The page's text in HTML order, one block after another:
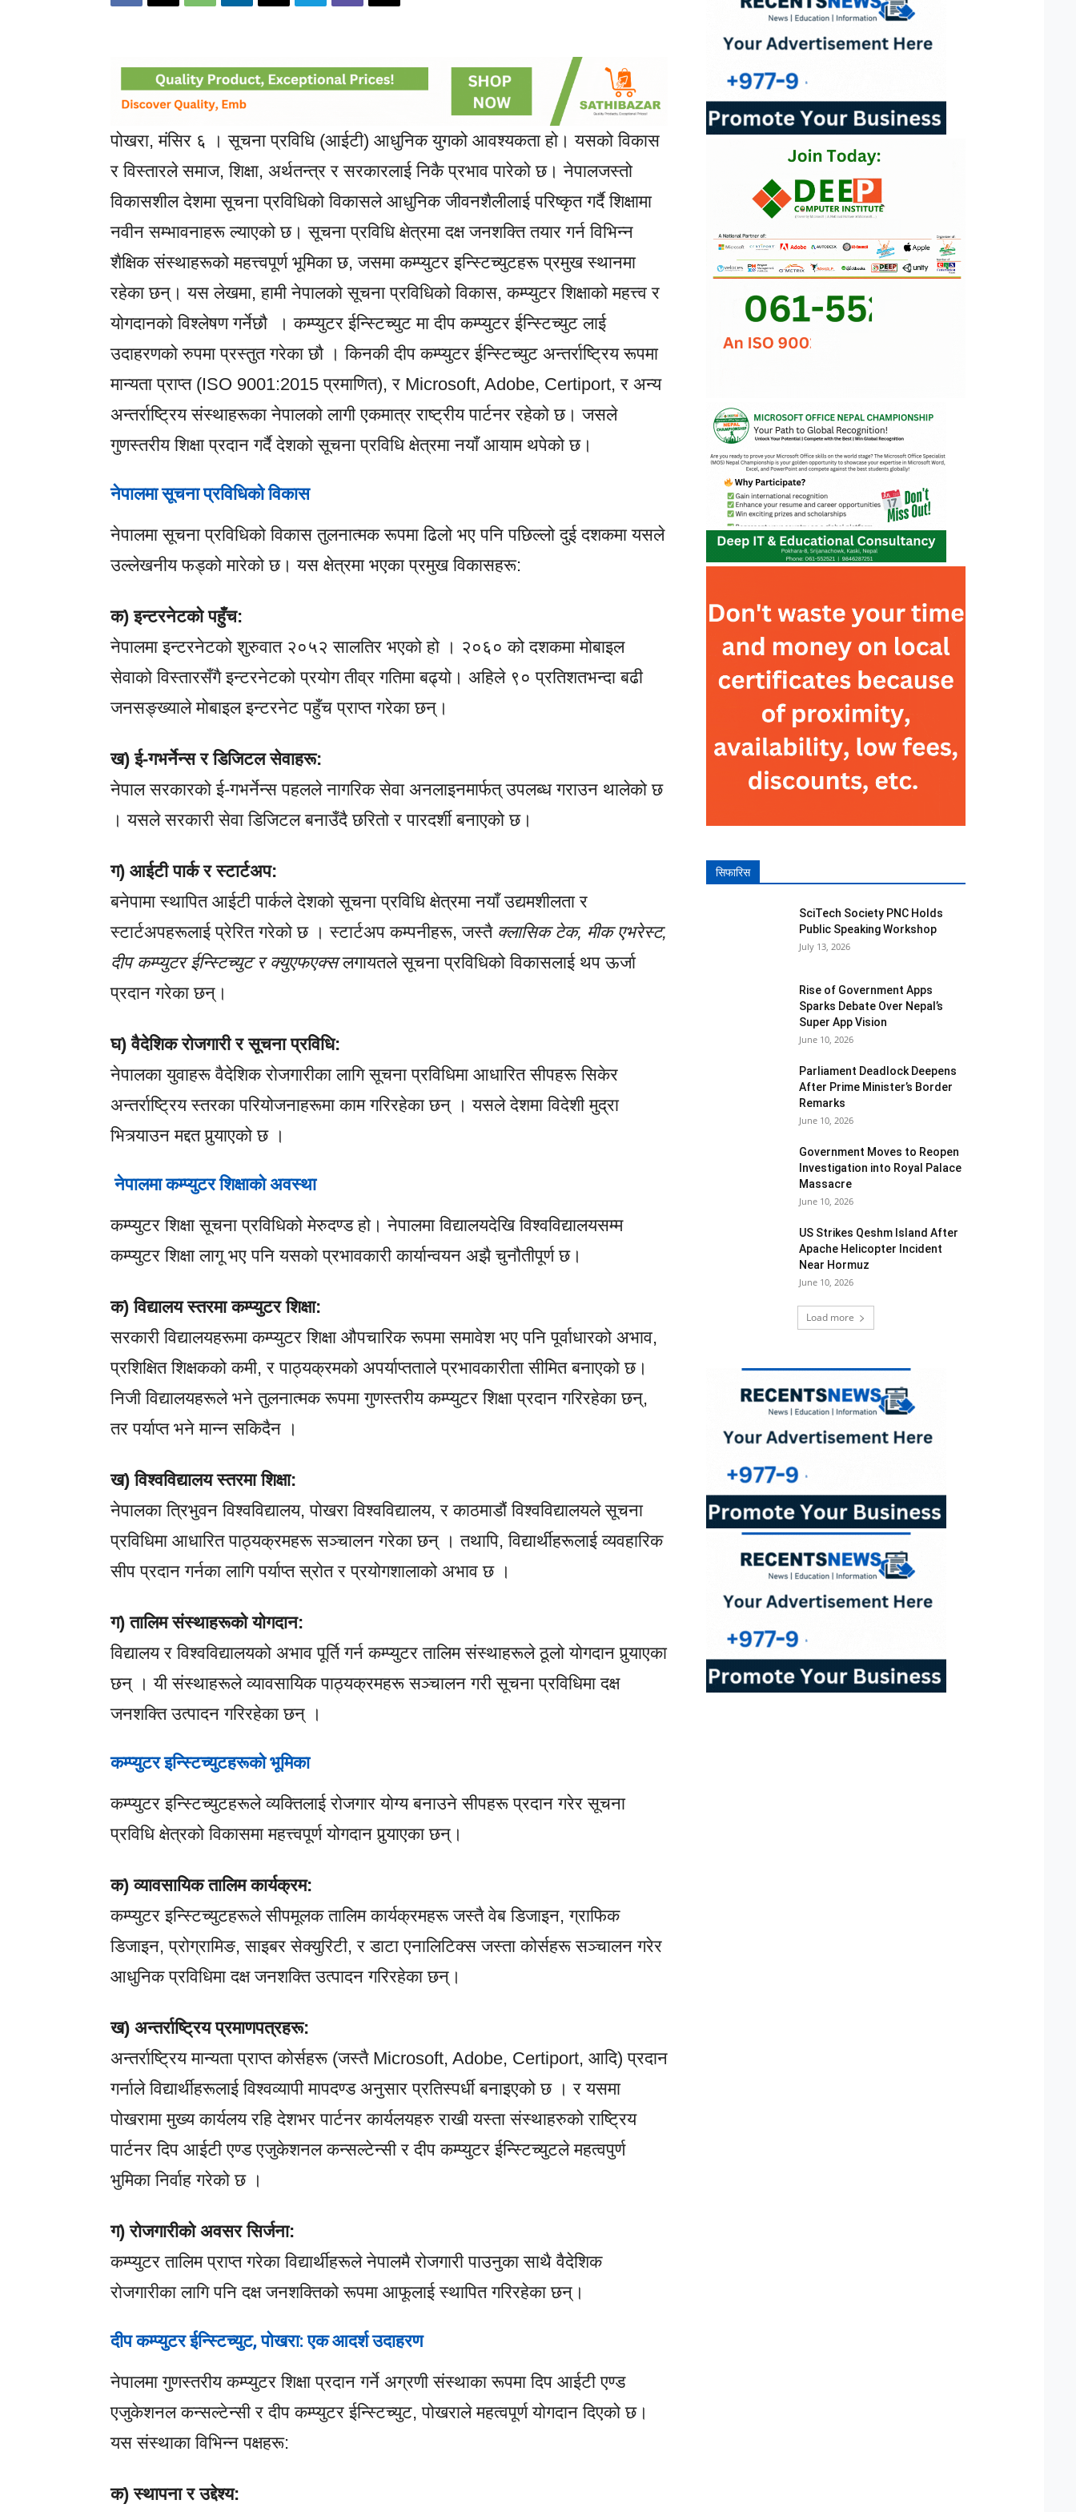
पोखरा, मंसिर ६ । सूचना प्रविधि (आईटी) आधुनिक युगको आवश्यकता हो। यसको विकास
र विस्तारले समाज, शिक्षा, अर्थतन्त्र र सरकारलाई निकै प्रभाव पारेको छ। नेपालजस्तो
विकासशील देशमा सूचना प्रविधिको विकासले आधुनिक जीवनशैलीलाई परिष्कृत गर्दै शिक्षामा
नवीन सम्भावनाहरू ल्याएको छ। सूचना प्रविधि क्षेत्रमा दक्ष जनशक्ति तयार गर्न विभिन्न
शैक्षिक संस्थाहरूको महत्त्वपूर्ण भूमिका छ, जसमा कम्प्युटर इन्स्टिच्युटहरू प्रमुख स्थानमा
रहेका छन्। यस लेखमा, हामी नेपालको सूचना प्रविधिको विकास, कम्प्युटर शिक्षाको महत्त्व र
योगदानको विश्लेषण गर्नेछौ । कम्प्युटर ईन्स्टिच्युट मा दीप कम्प्युटर ईन्स्टिच्युट लाई
उदाहरणको रुपमा प्रस्तुत गरेका छौ । किनकी दीप कम्प्युटर ईन्स्टिच्युट अन्तर्राष्ट्रिय रूपमा
मान्यता प्राप्त (ISO 9001:2015 प्रमाणित), र Microsoft, Adobe, Certiport, र अन्य
अन्तर्राष्ट्रिय संस्थाहरूका नेपालको लागी एकमात्र राष्ट्रीय पार्टनर रहेको छ। जसले
गुणस्तरीय शिक्षा प्रदान गर्दै देशको सूचना प्रविधि क्षेत्रमा नयाँ आयाम थपेको छ।
नेपालमा सूचना प्रविधिको विकास
नेपालमा सूचना प्रविधिको विकास तुलनात्मक रूपमा ढिलो भए पनि पछिल्लो दुई दशकमा यसले
उल्लेखनीय फड्को मारेको छ। यस क्षेत्रमा भएका प्रमुख विकासहरू:
क) इन्टरनेटको पहुँच:
नेपालमा इन्टरनेटको शुरुवात २०५२ सालतिर भएको हो । २०६० को दशकमा मोबाइल
सेवाको विस्तारसँगै इन्टरनेटको प्रयोग तीव्र गतिमा बढ्यो। अहिले ९० प्रतिशतभन्दा बढी
जनसङ्ख्याले मोबाइल इन्टरनेट पहुँच प्राप्त गरेका छन्।
ख) ई-गभर्नेन्स र डिजिटल सेवाहरू:
नेपाल सरकारको ई-गभर्नेन्स पहलले नागरिक सेवा अनलाइनमार्फत् उपलब्ध गराउन थालेको छ
। यसले सरकारी सेवा डिजिटल बनाउँदै छरितो र पारदर्शी बनाएको छ।
ग) आईटी पार्क र स्टार्टअप:
बनेपामा स्थापित आईटी पार्कले देशको सूचना प्रविधि क्षेत्रमा नयाँ उद्यमशीलता र
स्टार्टअपहरूलाई प्रेरित गरेको छ । स्टार्टअप कम्पनीहरू, जस्तै क्लासिक टेक, मीक एभरेस्ट,
दीप कम्प्युटर ईन्स्टिच्युट र क्युएफएक्सलगायतले सूचना प्रविधिको विकासलाई थप ऊर्जा
प्रदान गरेका छन्।
घ) वैदेशिक रोजगारी र सूचना प्रविधि:
नेपालका युवाहरू वैदेशिक रोजगारीका लागि सूचना प्रविधिमा आधारित सीपहरू सिकेर
अन्तर्राष्ट्रिय स्तरका परियोजनाहरूमा काम गरिरहेका छन् । यसले देशमा विदेशी मुद्रा
भित्र्याउन मद्दत पुर्‍याएको छ ।
नेपालमा कम्प्युटर शिक्षाको अवस्था
कम्प्युटर शिक्षा सूचना प्रविधिको मेरुदण्ड हो। नेपालमा विद्यालयदेखि विश्वविद्यालयसम्म
कम्प्युटर शिक्षा लागू भए पनि यसको प्रभावकारी कार्यान्वयन अझै चुनौतीपूर्ण छ।
क) विद्यालय स्तरमा कम्प्युटर शिक्षा:
सरकारी विद्यालयहरूमा कम्प्युटर शिक्षा औपचारिक रूपमा समावेश भए पनि पूर्वाधारको अभाव,
प्रशिक्षित शिक्षकको कमी, र पाठ्यक्रमको अपर्याप्तताले प्रभावकारीता सीमित बनाएको छ।
निजी विद्यालयहरूले भने तुलनात्मक रूपमा गुणस्तरीय कम्प्युटर शिक्षा प्रदान गरिरहेका छन्,
तर पर्याप्त भने मान्न सकिदैन ।
ख) विश्वविद्यालय स्तरमा शिक्षा:
नेपालका त्रिभुवन विश्वविद्यालय, पोखरा विश्वविद्यालय, र काठमाडौं विश्वविद्यालयले सूचना
प्रविधिमा आधारित पाठ्यक्रमहरू सञ्चालन गरेका छन् । तथापि, विद्यार्थीहरूलाई व्यवहारिक
सीप प्रदान गर्नका लागि पर्याप्त स्रोत र प्रयोगशालाको अभाव छ ।
ग) तालिम संस्थाहरूको योगदान:
विद्यालय र विश्वविद्यालयको अभाव पूर्ति गर्न कम्प्युटर तालिम संस्थाहरूले ठूलो योगदान पुर्‍याएका
छन् । यी संस्थाहरूले व्यावसायिक पाठ्यक्रमहरू सञ्चालन गरी सूचना प्रविधिमा दक्ष
जनशक्ति उत्पादन गरिरहेका छन् ।
कम्प्युटर इन्स्टिच्युटहरूको भूमिका
कम्प्युटर इन्स्टिच्युटहरूले व्यक्तिलाई रोजगार योग्य बनाउने सीपहरू प्रदान गरेर सूचना
प्रविधि क्षेत्रको विकासमा महत्त्वपूर्ण योगदान पुर्‍याएका छन्।
क) व्यावसायिक तालिम कार्यक्रम:
कम्प्युटर इन्स्टिच्युटहरूले सीपमूलक तालिम कार्यक्रमहरू जस्तै वेब डिजाइन, ग्राफिक
डिजाइन, प्रोग्रामिङ, साइबर सेक्युरिटी, र डाटा एनालिटिक्स जस्ता कोर्सहरू सञ्चालन गरेर
आधुनिक प्रविधिमा दक्ष जनशक्ति उत्पादन गरिरहेका छन्।
ख) अन्तर्राष्ट्रिय प्रमाणपत्रहरू:
अन्तर्राष्ट्रिय मान्यता प्राप्त कोर्सहरू (जस्तै Microsoft, Adobe, Certiport, आदि) प्रदान
गर्नाले विद्यार्थीहरूलाई विश्वव्यापी मापदण्ड अनुसार प्रतिस्पर्धी बनाइएको छ । र यसमा
पोखरामा मुख्य कार्यलय रहि देशभर पार्टनर कार्यलयहरु राखी यस्ता संस्थाहरुको राष्ट्रिय
पार्टनर दिप आईटी एण्ड एजुकेशनल कन्सल्टेन्सी र दीप कम्प्युटर ईन्स्टिच्युटले महत्वपुर्ण
भुमिका निर्वाह गरेको छ ।
ग) रोजगारीको अवसर सिर्जना:
कम्प्युटर तालिम प्राप्त गरेका विद्यार्थीहरूले नेपालमै रोजगारी पाउनुका साथै वैदेशिक
रोजगारीका लागि पनि दक्ष जनशक्तिको रूपमा आफूलाई स्थापित गरिरहेका छन्।
दीप कम्प्युटर ईन्स्टिच्युट,पोखरा: एक आदर्श उदाहरण
नेपालमा गुणस्तरीय कम्प्युटर शिक्षा प्रदान गर्ने अग्रणी संस्थाका रूपमा दिप आईटी एण्ड
एजुकेशनल कन्सल्टेन्सी र दीप कम्प्युटर ईन्स्टिच्युट, पोखराले महत्वपूर्ण योगदान दिएको छ।
यस संस्थाका विभिन्न पक्षहरू:
क) स्थापना र उद्देश्य:
सिफारिस
SciTech Society PNC Holds
Public Speaking Workshop
July 13, 2026
Rise of Government Apps
Sparks Debate Over Nepal’s
Super App Vision
June 10, 2026
Parliament Deadlock Deepens
After Prime Minister’s Border
Remarks
June 10, 2026
Government Moves to Reopen
Investigation into Royal Palace
Massacre
June 10, 2026
US Strikes Qeshm Island After
Apache Helicopter Incident
Near Hormuz
June 10, 2026
Load more